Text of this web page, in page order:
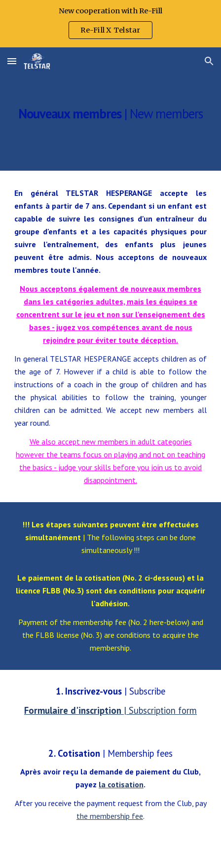
New cooperation with Re-Fill
Re-Fill X Telstar
Nouveaux membres | New members
En général TELSTAR HESPERANGE accepte les
enfants à partir de 7 ans. Cependant si un enfant est
capable de suivre les consignes d'un entraîneur du
groupe d'enfants et a les capacités physiques pour
suivre l'entraînement, des enfants plus jeunes
peuvent être admis. Nous acceptons de nouveaux
membres toute l'année.
Nous acceptons également de nouveaux membres
dans les catégories adultes, mais les équipes se
concentrent sur le jeu et non sur l'enseignement des
bases - jugez vos compétences avant de nous
rejoindre pour éviter toute déception.
In general TELSTAR HESPERANGE accepts children as of
the age of 7. However if a child is able to follow the
instructions of a coach in the group of children and has
the physical abilities to follow the training, younger
children can be admitted. We accept new members all
year round.
We also accept new members in adult categories
however the teams focus on playing and not on teaching
the basics - judge your skills before you join us to avoid
disappointment.
!!! Les étapes suivantes peuvent être effectuées
simultanément | The following steps can be done
simultaneously !!!
Le paiement de la cotisation (No. 2 ci-dessous) et la
licence FLBB (No.3) sont des conditions pour acquérir
l'adhésion.
Payment of the membership fee (No. 2 here-below) and
the FLBB license (No. 3) are conditions to acquire the
membership.
1. Inscrivez-vous | Subscribe
Formulaire d'inscription | Subscription form
2. Cotisation | Membership fees
Après avoir reçu la demande de paiement du Club,
payez la cotisation.
After you receive the payment request from the Club, pay
the membership fee.